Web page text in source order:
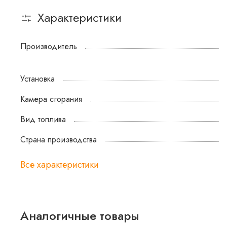
Характеристики
Производитель
Установка
Камера сгорания
Вид топлива
Страна производства
Все характеристики
Аналогичные товары